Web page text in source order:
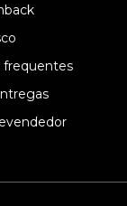
frequentes